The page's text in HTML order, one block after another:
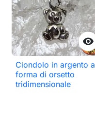

Ciondolo in argento a
forma di orsetto
tridimensionale